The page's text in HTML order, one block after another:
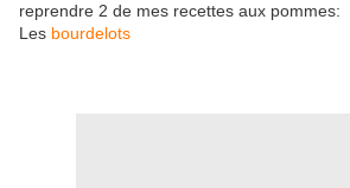
reprendre 2 de mes recettes aux pommes:
Les bourdelots